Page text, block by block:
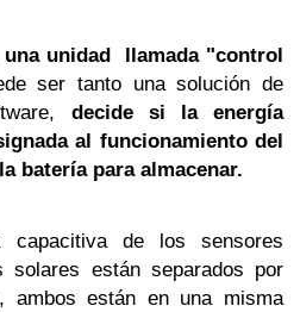
una unidad llamada "control
ser tanto una solución de
decide si la energía
al funcionamiento del
batería para almacenar.
capacitiva de los sensores
están separados por
ambos están en una misma